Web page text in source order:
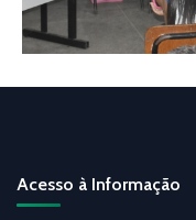
Acesso à Informação